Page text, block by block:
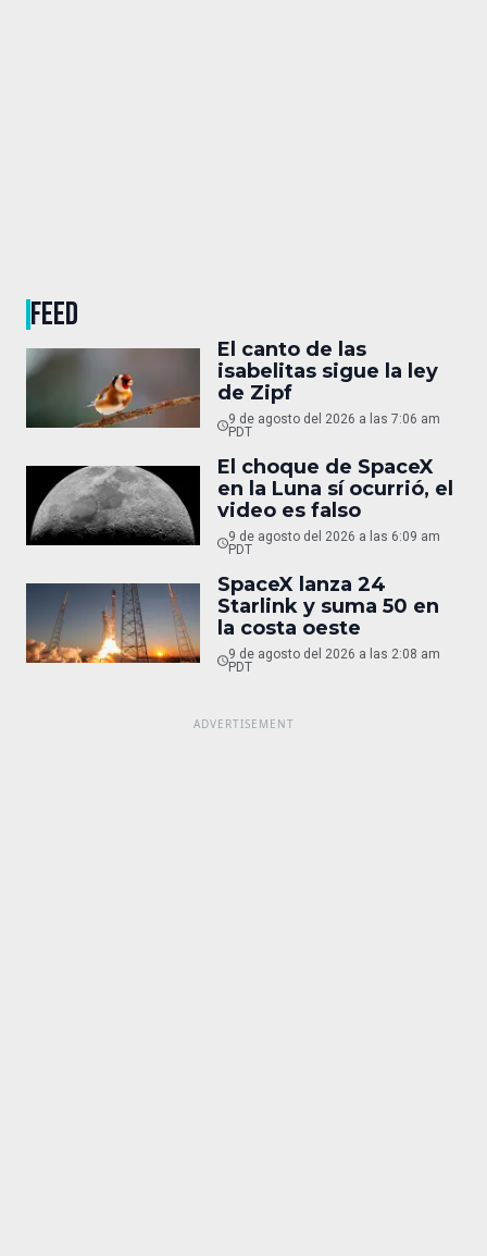
FEED
El canto de las
isabelitas sigue la ley
de Zipf
9 de agosto del 2026 a las 7:06 am
PDT
El choque de SpaceX
en la Luna sí ocurrió, el
video es falso
9 de agosto del 2026 a las 6:09 am
PDT
SpaceX lanza 24
Starlink y suma 50 en
la costa oeste
9 de agosto del 2026 a las 2:08 am
PDT